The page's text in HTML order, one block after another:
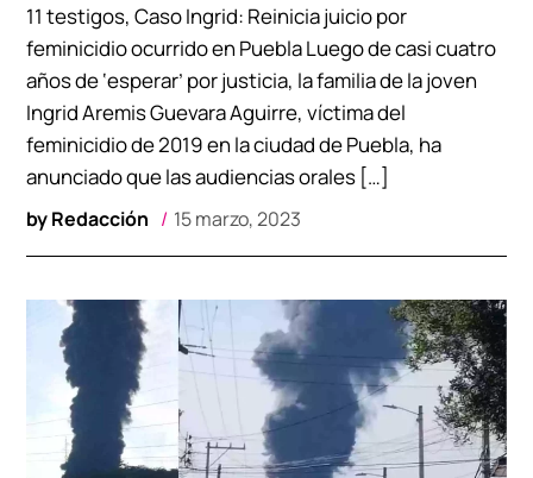
byRedacción 15 marzo, 2023
11 testigos, Caso Ingrid: Reinicia juicio por
feminicidio ocurrido en Puebla Luego de casi cuatro
años de ‘esperar’ por justicia, la familia de la joven
Ingrid Aremis Guevara Aguirre, víctima del
feminicidio de 2019 en la ciudad de Puebla, ha
anunciado que las audiencias orales […]